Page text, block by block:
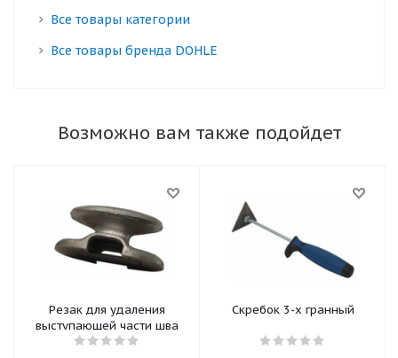
Все товары категории
Все товары бренда DOHLE
Возможно вам также подойдет
Резак для удаления
выступающей части шва
Скребок 3-х гранный